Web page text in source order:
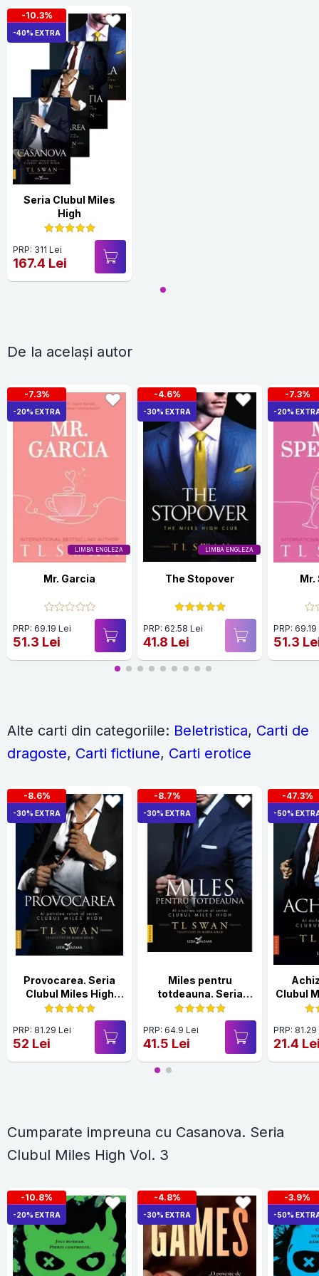
-10.3%
-40% EXTRA
Seria Clubul Miles
High
PRP: 311 Lei
167.4 Lei
De la același autor
LIMBA ENGLEZA
-7.3%
-20% EXTRA
Mr. Garcia
PRP: 69.19 Lei
51.3 Lei
LIMBA ENGLEZA
-4.6%
-30% EXTRA
The Stopover
PRP: 62.58 Lei
41.8 Lei
-7.3%
-20%
Mr.
PRP:
51.3
Alte carti din categoriile: Beletristica, Carti de
dragoste, Carti fictiune, Carti erotice
-8.6%
-30% EXTRA
Provocarea. Seria
Clubul Miles High
Vol.4
PRP: 81.29 Lei
52 Lei
-8.7%
-30% EXTRA
Miles pentru
totdeauna. Seria
Clubul Miles High
PRP: 64.9 Lei
41.5 Lei
-47.3%
-50%
Clubul
PRP:
21.4
Cumparate impreuna cu Casanova. Seria
Clubul Miles High Vol. 3
-10.8%
-20% EXTRA
-4.8%
-30% EXTRA
-3.9%
-50%